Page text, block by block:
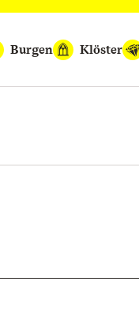
Burgen Klöster